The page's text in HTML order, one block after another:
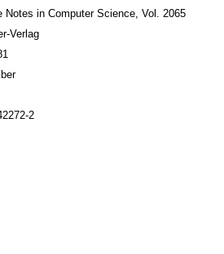
Notes in Computer Science, Vol. 2065
Verlag
2